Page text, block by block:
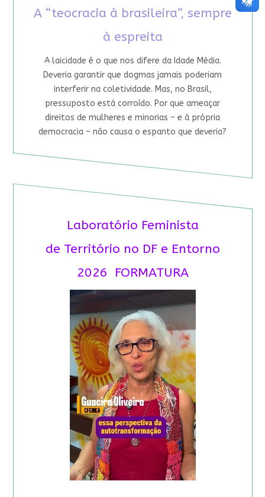
A “teocracia à brasileira”, sempre
à espreita
A laicidade é o que nos difere da Idade Média.
Deveria garantir que dogmas jamais poderiam
interferir na coletividade. Mas, no Brasil,
pressuposto está corroído. Por que ameaçar
direitos de mulheres e minorias – e à própria
democracia – não causa o espanto que deveria?
Laboratório Feminista
de Território no DF e Entorno
2026 FORMATURA